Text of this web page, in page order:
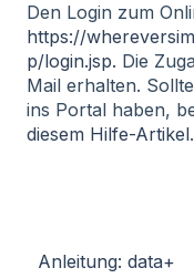
Den Login zum
https://
p/login.jsp. Die
Mail erhalten.
ins Portal haben,
diesem Hilfe-Artikel.
Anleitung: data+